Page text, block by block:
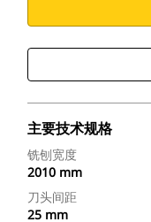
主要技术规格
铣刨宽度
2010 mm
刀头间距
25 mm